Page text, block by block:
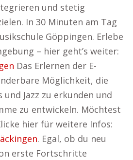
und stetig
In 30 Minuten am Tag
Göppingen. Erlebe
– hier geht’s weiter:
Das Erlernen der E-
Möglichkeit, die
und Jazz zu erkunden und
zu entwickeln. Möchtest
hier für weitere Infos:
. Egal, ob du neu
erste Fortschritte